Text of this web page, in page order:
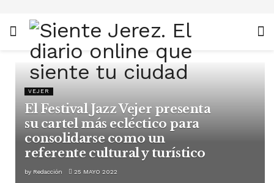
VEJER
El Festival Jazz Vejer presenta
su cartel más ecléctico para
consolidarse como un
referente cultural y turístico
by Redacción 25 MAYO 2022